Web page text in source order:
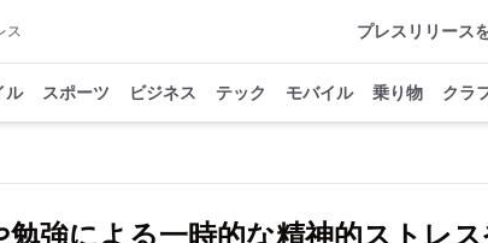
ス プレスリリース
ル スポーツ ビジネス テック モバイル 乗り物 クラ
勉強による一時的な精神的ストレ